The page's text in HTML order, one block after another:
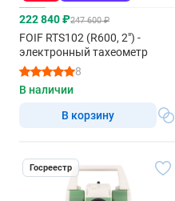
222 840 ₽247 600 ₽
FOIF RTS102 (R600, 2") -
электронный тахеометр
8
В наличии
В корзину
Госреестр